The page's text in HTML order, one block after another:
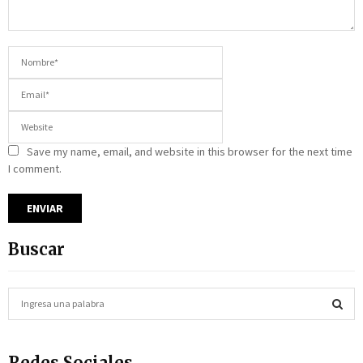
Save my name, email, and website in this browser for the next time
I comment.
Buscar